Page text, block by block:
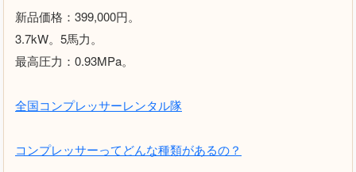
新品価格：399,000円。
3.7kW。5馬力。
最高圧力：0.93MPa。
全国コンプレッサーレンタル隊
コンプレッサーってどんな種類があるの？